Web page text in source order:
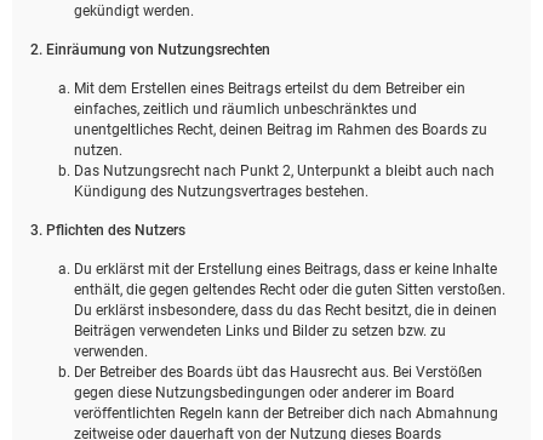
gekündigt werden.
2. Einräumung von Nutzungsrechten
Mit dem Erstellen eines Beitrags erteilst du dem Betreiber ein
einfaches, zeitlich und räumlich unbeschränktes und
unentgeltliches Recht, deinen Beitrag im Rahmen des Boards zu
nutzen.
Das Nutzungsrecht nach Punkt 2, Unterpunkt a bleibt auch nach
Kündigung des Nutzungsvertrages bestehen.
3. Pflichten des Nutzers
Du erklärst mit der Erstellung eines Beitrags, dass er keine Inhalte
enthält, die gegen geltendes Recht oder die guten Sitten verstoßen.
Du erklärst insbesondere, dass du das Recht besitzt, die in deinen
Beiträgen verwendeten Links und Bilder zu setzen bzw. zu
verwenden.
Der Betreiber des Boards übt das Hausrecht aus. Bei Verstößen
gegen diese Nutzungsbedingungen oder anderer im Board
veröffentlichten Regeln kann der Betreiber dich nach Abmahnung
zeitweise oder dauerhaft von der Nutzung dieses Boards